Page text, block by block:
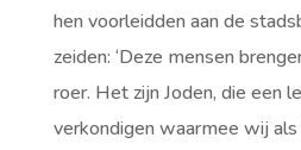
hen voorleidden aan de
zeiden: ‘Deze mensen
roer. Het zijn Joden, die een
verkondigen waarmee wij